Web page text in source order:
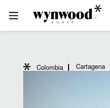
Colombia Cartagena